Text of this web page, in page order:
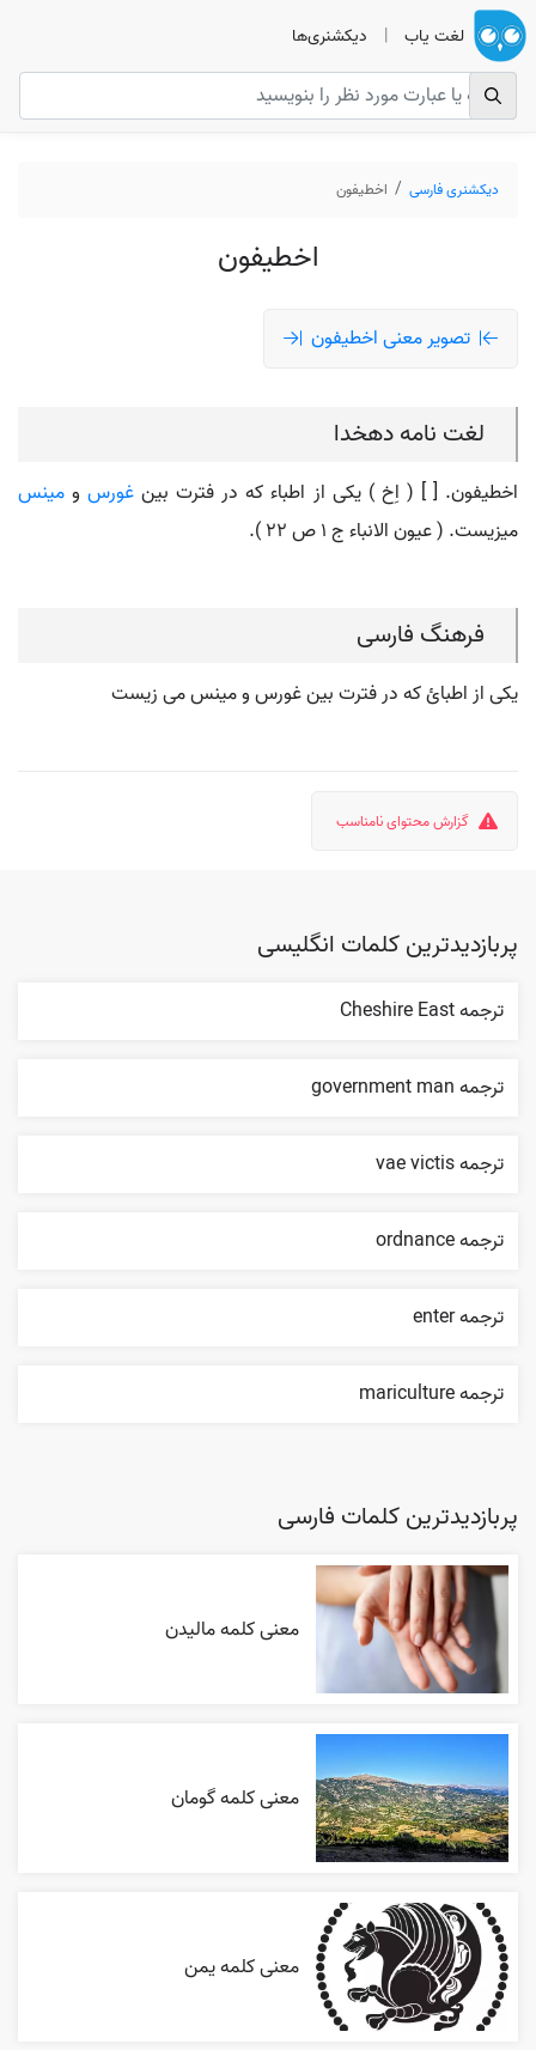
لغت یاب | دیکشنری‌ها
دیکشنری فارسی اخطیفون
اخطیفون
تصویر معنی اخطیفون
لغت نامه دهخدا
اخطیفون. [ ] ( اِخ ) یکی از اطباء که در فترت بین غورسو مینس
میزیست. ( عیون الانباء ج 1 ص 22 ).
فرهنگ فارسی
یکی از اطبائ که در فترت بین غورس و مینس می زیست
گزارش محتوای نامناسب
پربازدیدترین کلمات انگلیسی
ترجمه Cheshire East
ترجمه government man
ترجمه vae victis
ترجمه ordnance
ترجمه enter
ترجمه mariculture
پربازدیدترین کلمات فارسی
معنی کلمه مالیدن
معنی کلمه گومان
معنی کلمه یمن